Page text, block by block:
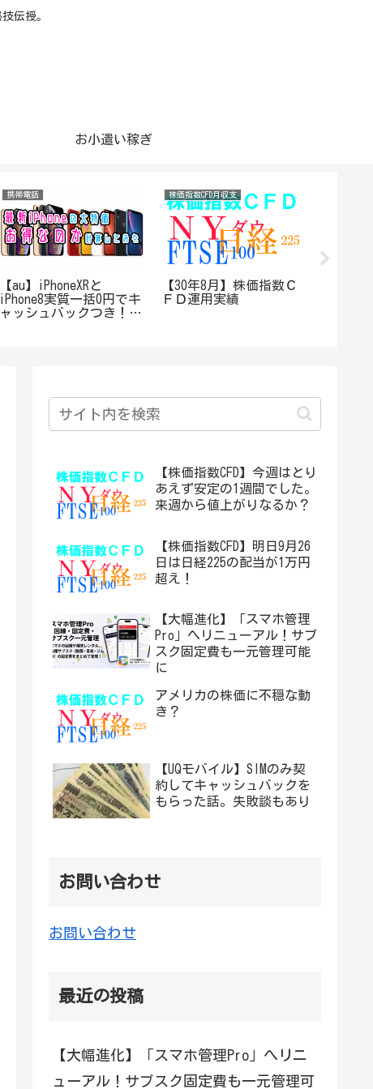
伝授。
お小遣い稼ぎ
携帯電話
【au】iPhoneXRと
iPhone8実質一括0円でキ
ャッシュバックつき！3
株価指数CFD月収支
【30年8月】株価指数Ｃ
ＦＤ運用実績
【株価指数CFD】今週はとり
あえず安定の1週間でした。
来週から値上がりなるか？
【株価指数CFD】明日9月26
日は日経225の配当が1万円
超え！
【大幅進化】「スマホ管理
Pro」へリニューアル！サブ
スク固定費も一元管理可能
に
アメリカの株価に不穏な動
き？
【UQモバイル】SIMのみ契
約してキャッシュバックを
もらった話。失敗談もあり
お問い合わせ
お問い合わせ
最近の投稿
【大幅進化】「スマホ管理Pro」へリニ
ューアル！サブスク固定費も一元管理可